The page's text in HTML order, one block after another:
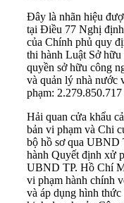
Đây là nhãn hiệu
tại Điều 77 Nghị
của Chính phủ quy
thi hành Luật Sở
quyền sở hữu công
và quản lý nhà nước
phạm:
Hải quan cửa khẩu
bản vi phạm và Chi
bộ hồ sơ qua UBND
hành Quyết định xử
UBND TP. Hồ Chí
vi phạm hành chính
và áp dụng hình